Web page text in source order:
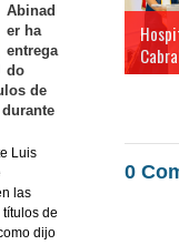
Abinad
er ha
entrega
do
de
Luis
las
de
dijo
0